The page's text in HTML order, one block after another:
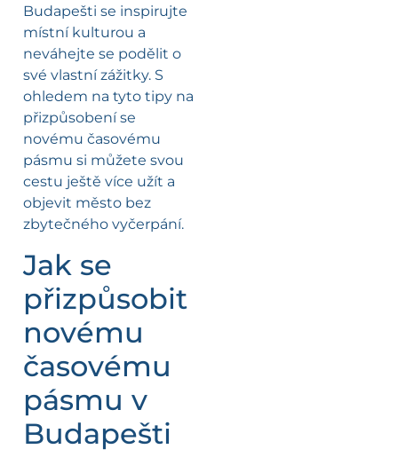
Budapešti se inspirujte
místní kulturou a
neváhejte se podělit o
své vlastní zážitky. S
ohledem na tyto tipy na
přizpůsobení se
novému časovému
pásmu si můžete svou
cestu ještě více užít a
objevit město bez
zbytečného vyčerpání.
Jak se
přizpůsobit
novému
časovému
pásmu v
Budapešti